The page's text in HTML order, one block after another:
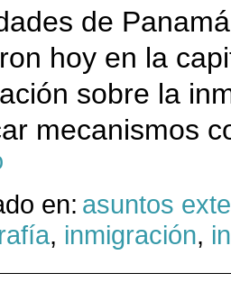
de
hoy en la
sobre la
mecanismos
en: asuntos
, inmigración,